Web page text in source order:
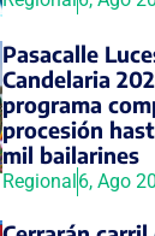
Pasacalle
Candelaria
programa
procesión
mil bailarines
Regional 6, Ago